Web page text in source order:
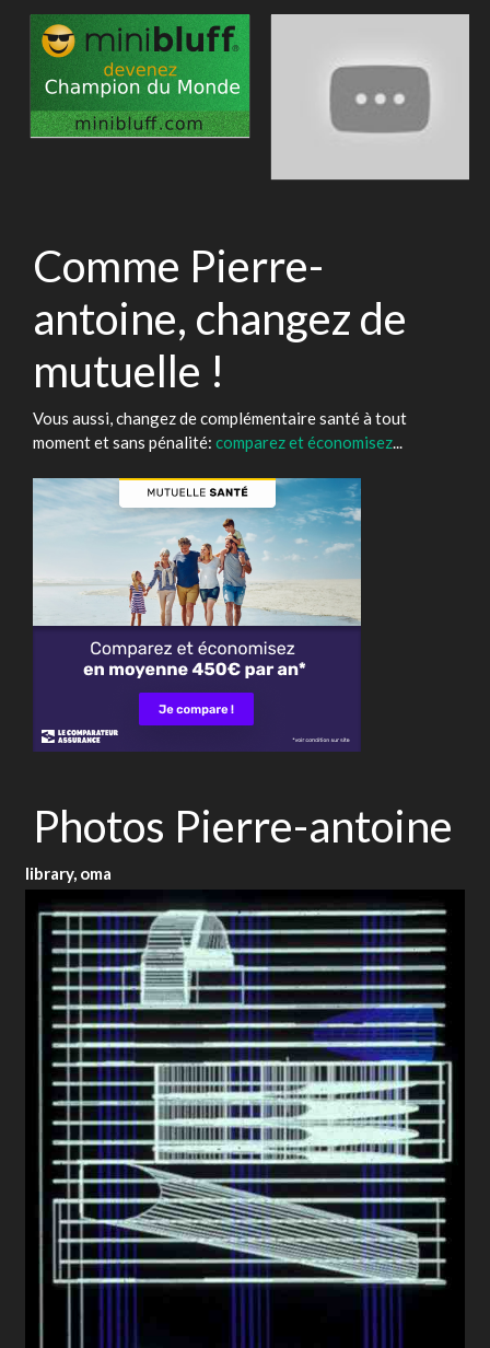
Comme Pierre-
antoine, changez de
mutuelle !
Vous aussi, changez de complémentaire santé à tout
moment et sans pénalité: comparez et économisez...
Photos Pierre-antoine
library, oma